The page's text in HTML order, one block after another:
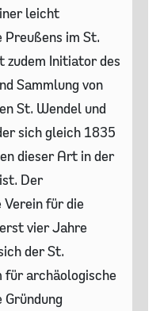
leicht
im St.
zudem Initiator des
Sammlung von
St. Wendel und
sich gleich 1835
dieser Art in der
Der
für die
vier Jahre
der St.
für archäologische
Gründung